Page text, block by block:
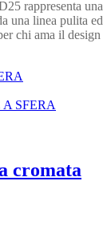
rappresenta una
una linea pulita ed
chi ama il design
cromata